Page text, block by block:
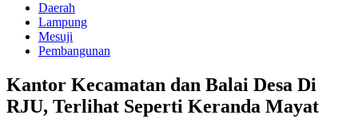
Daerah
Lampung
Mesuji
Pembangunan
Kantor Kecamatan dan Balai Desa Di
RJU, Terlihat Seperti Keranda Mayat